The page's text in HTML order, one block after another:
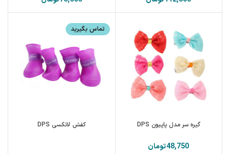
گیره سر مدل پاپیون DPS
تومان
تماس بگیرید
کفش لاتکسی DPS